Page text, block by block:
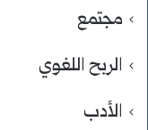
مجتمع
الربح اللغوي
الأدب